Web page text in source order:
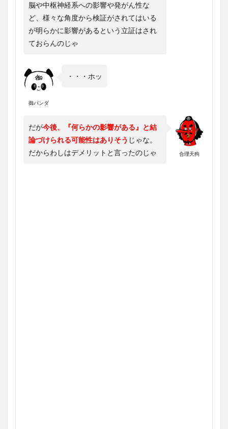
脳や中枢神経系への影響や発がん性な
ど、様々な角度から検証がされてはいる
が明らかに影響があるという立証はされ
ておらんのじゃ
御パンダ
・・・ホッ
合理天狗
だが今後、『何らかの影響がある』と結
論づけられる可能性はありそう じゃな。
だからわしはデメリットと言ったのじゃ